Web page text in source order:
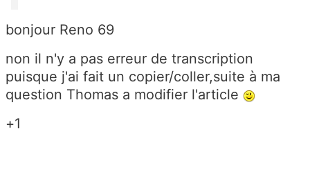
bonjour Reno 69
non il n'y a pas erreur de transcription
puisque j'ai fait un copier/coller,suite à ma
question Thomas a modifier l'article
+1